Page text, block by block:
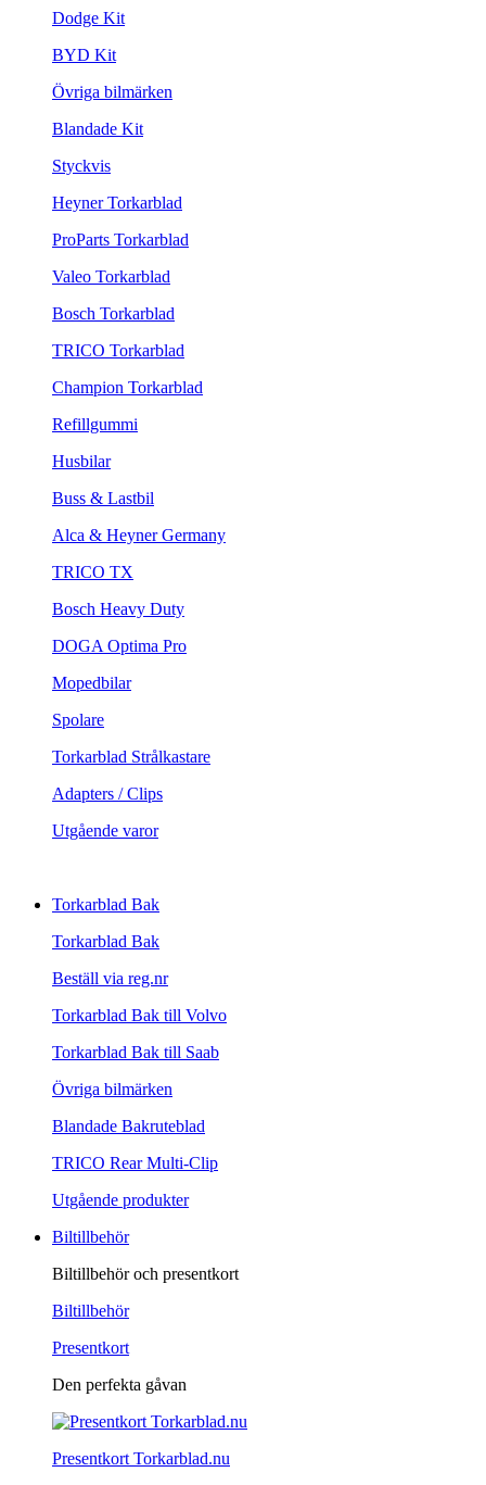
Dodge Kit
BYD Kit
Övriga bilmärken
Blandade Kit
Styckvis
Heyner Torkarblad
ProParts Torkarblad
Valeo Torkarblad
Bosch Torkarblad
TRICO Torkarblad
Champion Torkarblad
Refillgummi
Husbilar
Buss & Lastbil
Alca & Heyner Germany
TRICO TX
Bosch Heavy Duty
DOGA Optima Pro
Mopedbilar
Spolare
Torkarblad Strålkastare
Adapters / Clips
Utgående varor
Torkarblad Bak
Torkarblad Bak
Beställ via reg.nr
Torkarblad Bak till Volvo
Torkarblad Bak till Saab
Övriga bilmärken
Blandade Bakruteblad
TRICO Rear Multi-Clip
Utgående produkter
Biltillbehör
Biltillbehör och presentkort
Biltillbehör
Presentkort
Den perfekta gåvan
Presentkort Torkarblad.nu